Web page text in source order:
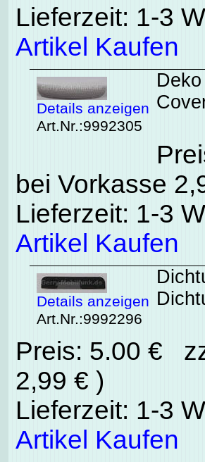
Lieferzeit: 1-3
Artikel Kaufen
Details anzeigen
Art.Nr.:9992305
bei Vorkasse
Lieferzeit: 1-3
Artikel Kaufen
Details anzeigen
Art.Nr.:9992296
Preis: 5.00 €
2,99 € )
Lieferzeit: 1-3
Artikel Kaufen